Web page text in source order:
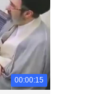
00:00:15